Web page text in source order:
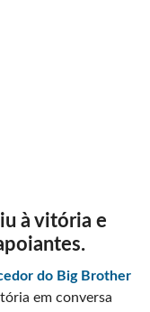
à vitória e
do Big Brother
em conversa